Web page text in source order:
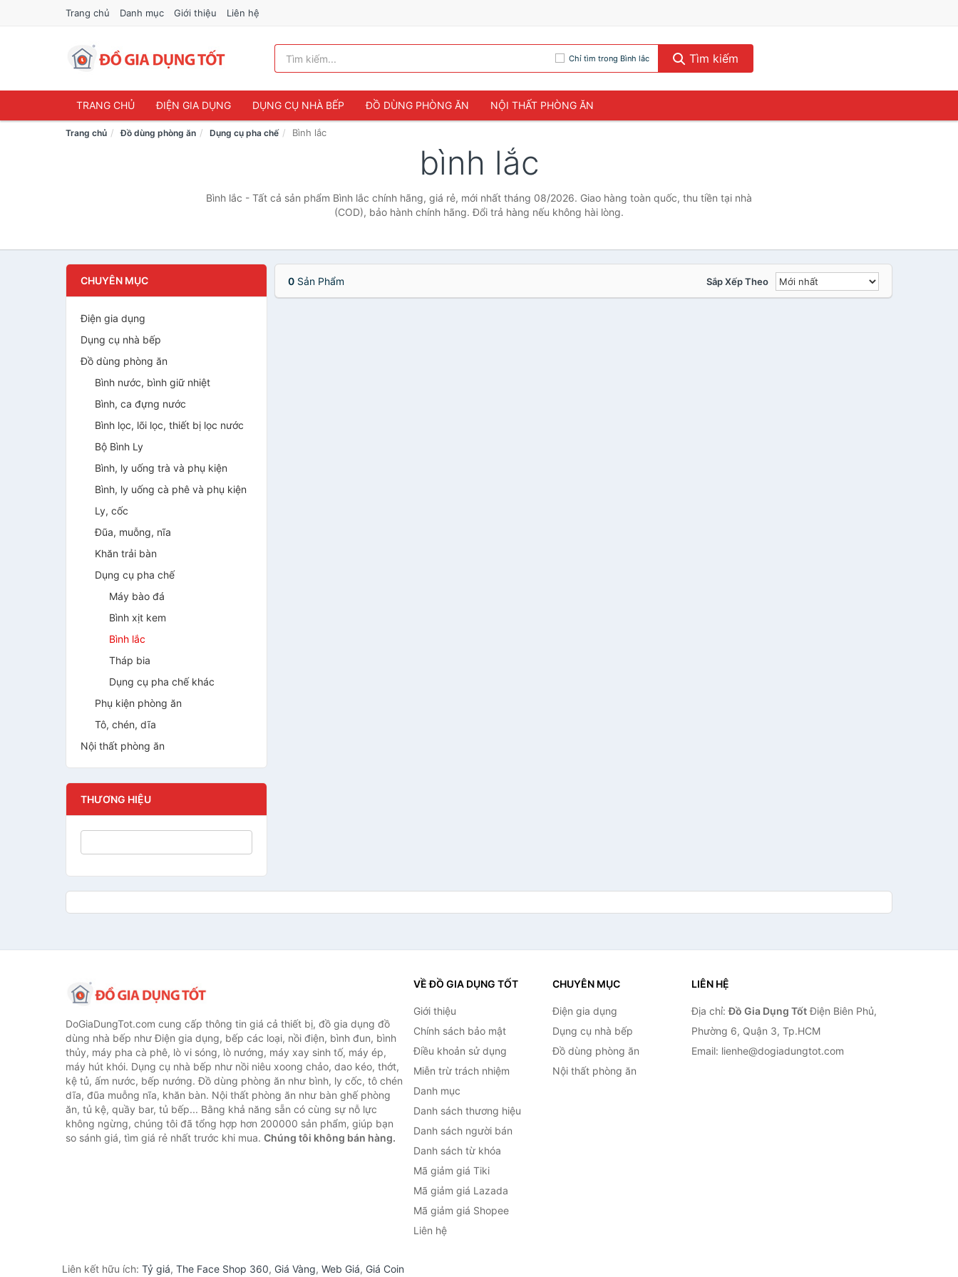
Trang chủ Danh mục Giới thiệu Liên hệ
Chỉ tìm trong Bình lắc Tìm kiếm
TRANG CHỦ ĐIỆN GIA DỤNG DỤNG CỤ NHÀ BẾP ĐỒ DÙNG PHÒNG ĂN NỘI THẤT PHÒNG ĂN
Trang chủ Đồ dùng phòng ăn Dụng cụ pha chế Bình lắc
bình lắc
Bình lắc - Tất cả sản phẩm Bình lắc chính hãng, giá rẻ, mới nhất tháng 08/2026. Giao hàng toàn quốc, thu tiền tại nhà
(COD), bảo hành chính hãng. Đổi trả hàng nếu không hài lòng.
CHUYÊN MỤC
Điện gia dụng
Dụng cụ nhà bếp
Đồ dùng phòng ăn
Bình nước, bình giữ nhiệt
Bình, ca đựng nước
Bình lọc, lõi lọc, thiết bị lọc nước
Bộ Bình Ly
Bình, ly uống trà và phụ kiện
Bình, ly uống cà phê và phụ kiện
Ly, cốc
Đũa, muỗng, nĩa
Khăn trải bàn
Dụng cụ pha chế
Máy bào đá
Bình xịt kem
Bình lắc
Tháp bia
Dụng cụ pha chế khác
Phụ kiện phòng ăn
Tô, chén, dĩa
Nội thất phòng ăn
THƯƠNG HIỆU
0Sản Phẩm Sắp Xếp Theo
DoGiaDungTot.com cung cấp thông tin giá cả thiết bị, đồ gia dụng đồ
dùng nhà bếp như Điện gia dụng, bếp các loại, nồi điện, bình đun, bình
thủy, máy pha cà phê, lò vi sóng, lò nướng, máy xay sinh tố, máy ép,
máy hút khói. Dụng cụ nhà bếp như nồi niêu xoong chảo, dao kéo, thớt,
kệ tủ, ấm nước, bếp nướng. Đồ dùng phòng ăn như bình, ly cốc, tô chén
dĩa, đũa muỗng nĩa, khăn bàn. Nội thất phòng ăn như bàn ghế phòng
ăn, tủ kệ, quầy bar, tủ bếp... Bằng khả năng sẵn có cùng sự nỗ lực
không ngừng, chúng tôi đã tổng hợp hơn 200000 sản phẩm, giúp bạn
so sánh giá, tìm giá rẻ nhất trước khi mua. Chúng tôi không bán hàng.
VỀ ĐỒ GIA DỤNG TỐT
Giới thiệu
Chính sách bảo mật
Điều khoản sử dụng
Miễn trừ trách nhiệm
Danh mục
Danh sách thương hiệu
Danh sách người bán
Danh sách từ khóa
Mã giảm giá Tiki
Mã giảm giá Lazada
Mã giảm giá Shopee
Liên hệ
CHUYÊN MỤC
Điện gia dụng
Dụng cụ nhà bếp
Đồ dùng phòng ăn
Nội thất phòng ăn
LIÊN HỆ
Địa chỉ:Đồ Gia Dụng TốtĐiện Biên Phủ,
Phường 6, Quận 3, Tp.HCM
Email: lienhe@dogiadungtot.com
Liên kết hữu ích: Tỷ giá, The Face Shop 360, Giá Vàng, Web Giá, Giá Coin